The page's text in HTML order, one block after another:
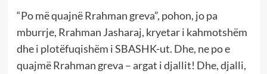
“Po më quajnë Rrahman greva”, pohon, jo pa
mburrje, Rrahman Jasharaj, kryetar i kahmotshëm
dhe i plotëfuqishëm i SBASHK-ut. Dhe, ne po e
quajmë Rrahman greva – argat i djallit! Dhe, djalli,